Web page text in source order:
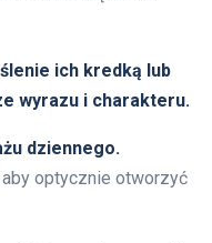
ich kredką lub
wyrazu i charakteru.
dziennego.
optycznie otworzyć